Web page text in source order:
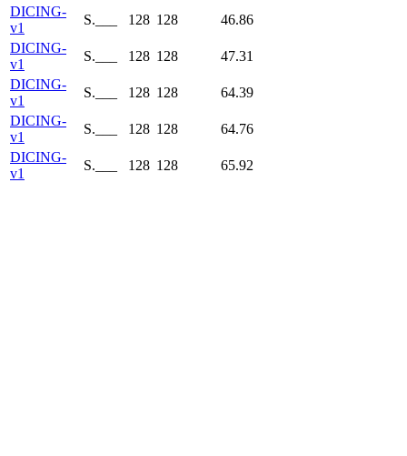
DICING-
v1
S.___ 128 128
46.86
DICING-
v1
S.___ 128 128
47.31
DICING-
v1
S.___ 128 128
64.39
DICING-
v1
S.___ 128 128
64.76
DICING-
v1
S.___ 128 128 65.92